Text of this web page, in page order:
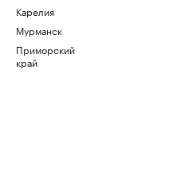
Карелия
Мурманск
Приморский
край